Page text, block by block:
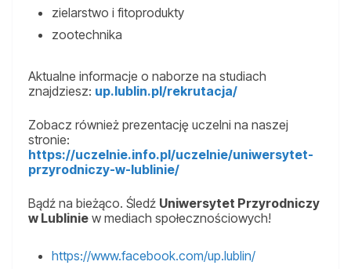
zielarstwo i fitoprodukty
zootechnika
Aktualne informacje o naborze na studiach
znajdziesz: up.lublin.pl/rekrutacja/
Zobacz również prezentację uczelni na naszej
stronie:
https://uczelnie.info.pl/uczelnie/uniwersytet-
przyrodniczy-w-lublinie/
Bądź na bieżąco. Śledź Uniwersytet Przyrodniczy
w Lublinie w mediach społecznościowych!
https://www.facebook.com/up.lublin/